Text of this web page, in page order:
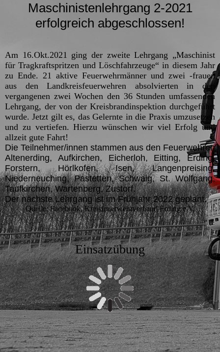
Maschinistenlehrgang 2-2021
erfolgreich abgeschlossen!
Am 16.Okt.2021 ging der zweite Lehrgang „Maschinist
für Tragkraftspritzen und Löschfahrzeuge“ in diesem Jahr
zu Ende. 21 aktive Feuerwehrmänner und zwei -frauen
aus den Landkreisfeuerwehren absolvierten in den
vergangenen zwei Wochen den 36 Stunden umfassenden
Lehrgang, der von der Kreisbrandinspektion durchgeführt
wurde.Jetzt gilt es, das Gelernte in die Praxis umzusetzen
und zu vertiefen. Hierzu wünschen wir viel Erfolg und
allzeit gute Fahrt!
Die Teilnehmer/innen stammen aus den Feuerwehren
Altenerding, Aufkirchen, Eicherloh, Eitting, Erding,
Forstern, Hörlkofen, Isen, Langenpreising,
Niederneuching, Pastetten, Schwaig, St. Wolfgang,
Taufkirchen, Wartenberg, Zustorf.
Der nächste Lehrgang ist im Frühjahr 2022 geplant.
Quelle: Facebook, Kreisfeuerwehrverband Erding e.V.
Einsatzübung